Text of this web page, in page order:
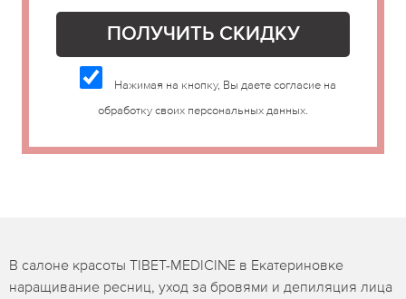
Нажимая на кнопку, Вы даете согласие на
обработку своих персональных данных.
В салоне красоты TIBET-MEDICINE в Екатериновке
наращивание ресниц, уход за бровями и депиляция лица